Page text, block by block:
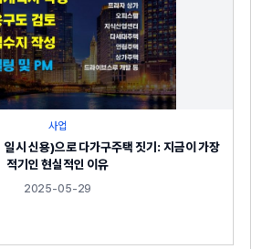
사업
시 신용)으로 다가구주택 짓기: 지금이 가장
적기인 현실적인 이유
2025-05-29